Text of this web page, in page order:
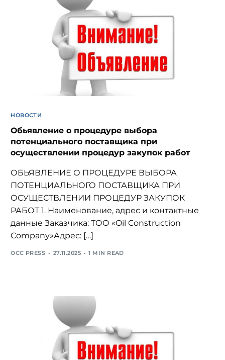
НОВОСТИ
Обьявление о процедуре выбора
потенциального поставщика при
осуществлении процедур закупок работ
ОБЬЯВЛЕНИЕ О ПРОЦЕДУРЕ ВЫБОРА
ПОТЕНЦИАЛЬНОГО ПОСТАВЩИКА ПРИ
ОСУЩЕСТВЛЕНИИ ПРОЦЕДУР ЗАКУПОК
РАБОТ 1. Наименование, адрес и контактные
данные Заказчика: ТОО «Oil Construction
Company»Адрес: […]
OCC PRESS 27.11.2025 1 MIN READ
Русский